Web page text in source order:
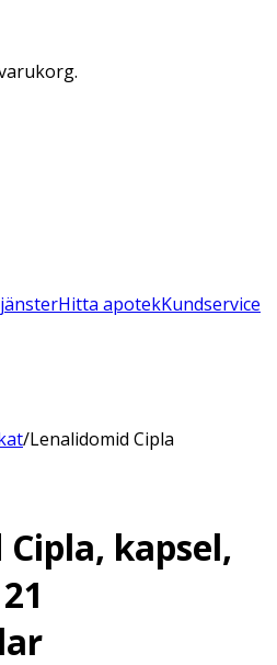
Hitta apotekKundservice
/Lenalidomid Cipla
kapsel,